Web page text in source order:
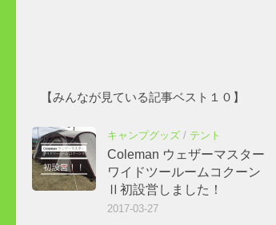
【みんなが見ている記事ベスト１０】
キャンプグッズ / テント
Coleman ウェザーマスター
ワイドツールームコクーン
Ⅱ初設営しました！
2017-03-27